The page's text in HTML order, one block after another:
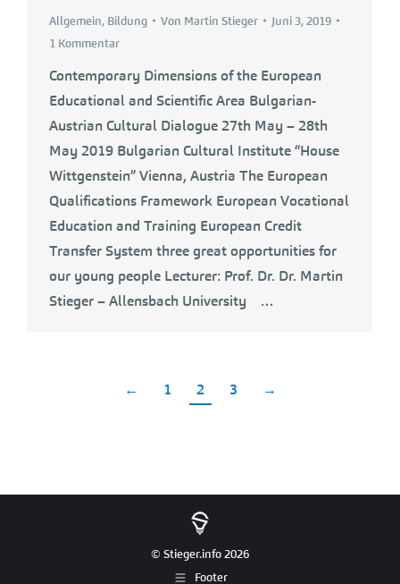
Allgemein, Bildung Von Martin Stieger
Juni 3, 2019
1 Kommentar
Contemporary Dimensions of the European
Educational and Scientific Area Bulgarian-
Austrian Cultural Dialogue 27th May – 28th
May 2019 Bulgarian Cultural Institute “House
Wittgenstein” Vienna, Austria The European
Qualifications Framework European Vocational
Education and Training European Credit
Transfer System three great opportunities for
our young people Lecturer: Prof. Dr. Dr. Martin
Stieger – Allensbach University …
← 1 2 3 →
© Stieger.info 2026
Footer